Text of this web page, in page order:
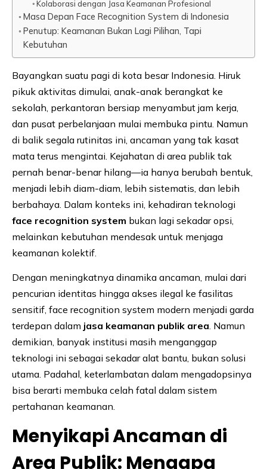
Kolaborasi dengan Jasa Keamanan Profesional
Masa Depan Face Recognition System di Indonesia
Penutup: Keamanan Bukan Lagi Pilihan, Tapi
Kebutuhan
Bayangkan suatu pagi di kota besar Indonesia. Hiruk
pikuk aktivitas dimulai, anak-anak berangkat ke
sekolah, perkantoran bersiap menyambut jam kerja,
dan pusat perbelanjaan mulai membuka pintu. Namun
di balik segala rutinitas ini, ancaman yang tak kasat
mata terus mengintai. Kejahatan di area publik tak
pernah benar-benar hilang—ia hanya berubah bentuk,
menjadi lebih diam-diam, lebih sistematis, dan lebih
berbahaya. Dalam konteks ini, kehadiran teknologi
face recognition system bukan lagi sekadar opsi,
melainkan kebutuhan mendesak untuk menjaga
keamanan kolektif.
Dengan meningkatnya dinamika ancaman, mulai dari
pencurian identitas hingga akses ilegal ke fasilitas
sensitif, face recognition system modern menjadi garda
terdepan dalam jasa keamanan publik area . Namun
demikian, banyak institusi masih menganggap
teknologi ini sebagai sekadar alat bantu, bukan solusi
utama. Padahal, keterlambatan dalam mengadopsinya
bisa berarti membuka celah fatal dalam sistem
pertahanan keamanan.
Menyikapi Ancaman di
Area Publik: Mengapa